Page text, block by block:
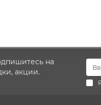
на
акции.